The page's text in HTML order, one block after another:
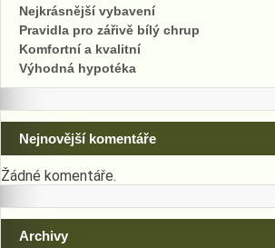
Nejkrásnější vybavení
Pravidla pro zářivě bílý chrup
Komfortní a kvalitní
Výhodná hypotéka
Nejnovější komentáře
Žádné komentáře.
Archivy